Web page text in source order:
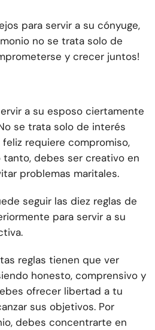
para servir a su cónyuge,
no se trata solo de
y crecer juntos!
a su esposo ciertamente
se trata solo de interés
feliz requiere compromiso,
tanto, debes ser creativo en
problemas maritales.
seguir las diez reglas de
para servir a su
reglas tienen que ver
honesto, comprensivo y
ofrecer libertad a tu
sus objetivos. Por
debes concentrarte en